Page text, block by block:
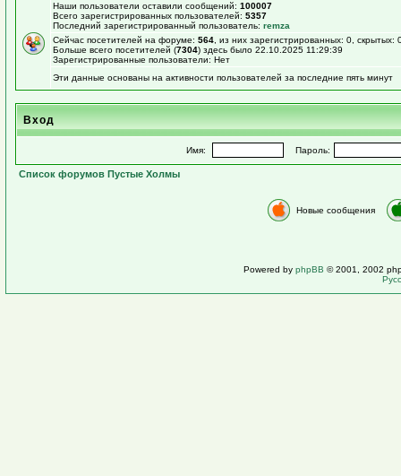
Наши пользователи оставили сообщений: 100007
Всего зарегистрированных пользователей: 5357
Последний зарегистрированный пользователь: remza
Сейчас посетителей на форуме: 564 , из них зарегистрированных: 0,
Больше всего посетителей (7304) здесь было 22.10.2025 11:29:39
Зарегистрированные пользователи: Нет
Эти данные основаны на активности пользователей за последние пять минут
Вход
Имя: Пароль:
Список форумов Пустые Холмы
Новые сообщения
Powered by phpBB © 2001, 2002